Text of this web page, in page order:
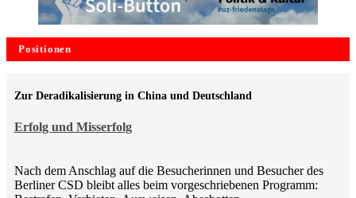
Positionen
Erfolg und Misserfolg
Zur Deradikalisierung in China und Deutschland
Nach dem Anschlag auf die Besucherinnen und Besucher des
Berliner CSD bleibt alles beim vorgeschriebenen Programm: